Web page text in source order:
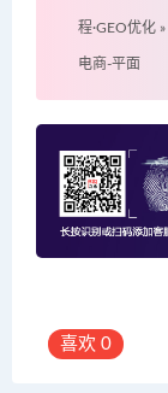
程·GEO优化 »
电商-平面
喜欢 0